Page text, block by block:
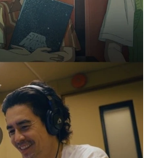
実写化映画一覧
冬アニメ
FOLLOW US